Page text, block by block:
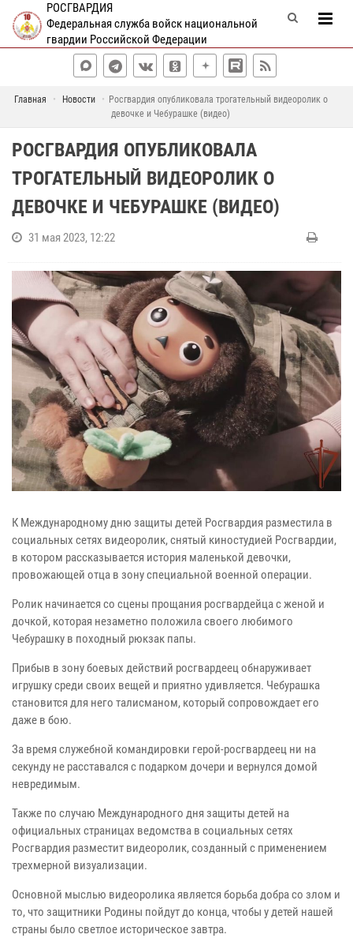
РОСГВАРДИЯ
Федеральная служба войск национальной
гвардии Российской Федерации
Главная Новости
Росгвардия опубликовала трогательный видеоролик о
девочке и Чебурашке (видео)
РОСГВАРДИЯ ОПУБЛИКОВАЛА
ТРОГАТЕЛЬНЫЙ ВИДЕОРОЛИК О
ДЕВОЧКЕ И ЧЕБУРАШКЕ (ВИДЕО)
31 мая 2023, 12:22
К Международному дню защиты детей Росгвардия разместила в
социальных сетях видеоролик, снятый киностудией Росгвардии,
в котором рассказывается история маленькой девочки,
провожающей отца в зону специальной военной операции.
Ролик начинается со сцены прощания росгвардейца с женой и
дочкой, которая незаметно положила своего любимого
Чебурашку в походный рюкзак папы.
Прибыв в зону боевых действий росгвардеец обнаруживает
игрушку среди своих вещей и приятно удивляется. Чебурашка
становится для него талисманом, который сопровождает его
даже в бою.
За время служебной командировки герой-росгвардеец ни на
секунду не расставался с подарком дочери и вернулся домой
невредимым.
Также по случаю Международного дня защиты детей на
официальных страницах ведомства в социальных сетях
Росгвардия разместит видеоролик, созданный с применением
трехмерной визуализации.
Основной мыслью видеоролика является борьба добра со злом и
то, что защитники Родины пойдут до конца, чтобы у детей нашей
страны было светлое историческое завтра.